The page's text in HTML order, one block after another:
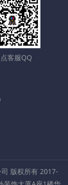
客服QQ
版权所有 2017-